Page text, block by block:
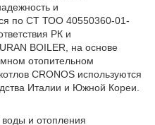
и
по СТ ТОО 40550360-01-
РК и
BOILER, на основе
отопительном
CRONOS используются
Италии и Южной Кореи.
и отопления